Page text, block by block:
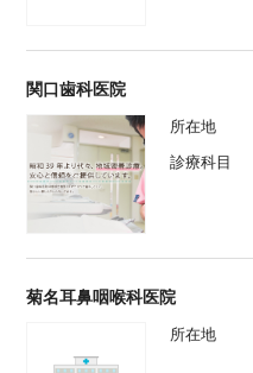
関口歯科医院
所在地
診療科目
菊名耳鼻咽喉科医院
所在地